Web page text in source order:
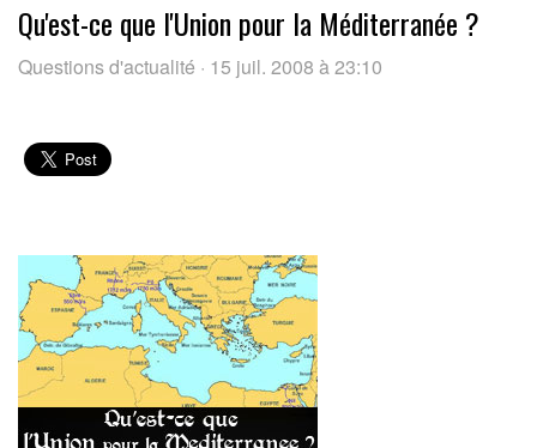
Qu'est-ce que l'Union pour la Méditerranée ?
Questions d'actualité · 15 juil. 2008 à 23:10